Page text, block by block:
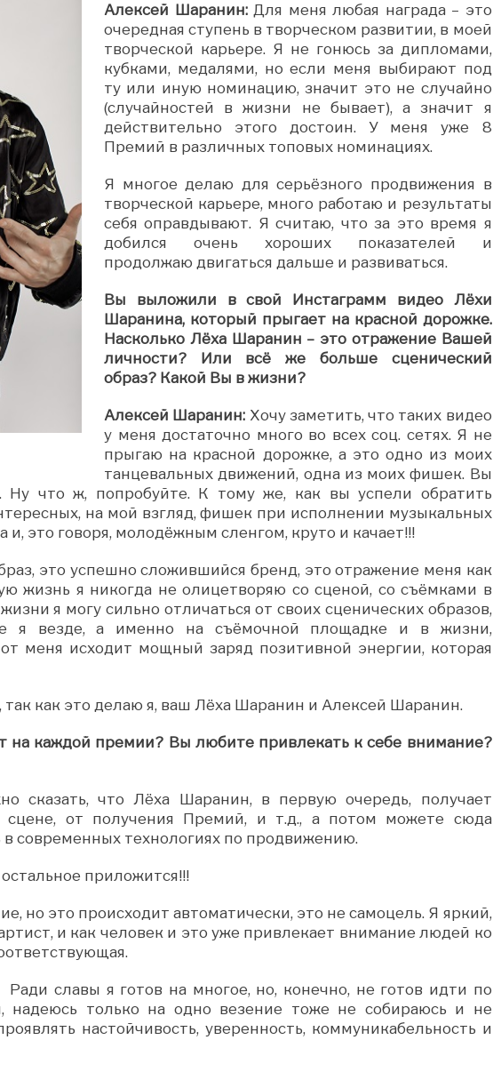
Алексей Шаранин:Для меня любая награда – это
очередная ступень в творческом развитии, в моей
творческой карьере. Я не гонюсь за дипломами,
кубками, медалями, но если меня выбирают под
ту или иную номинацию, значит это не случайно
(случайностей в жизни не бывает), а значит я
действительно этого достоин. У меня уже 8
Премий в различных топовых номинациях.
Я многое делаю для серьёзного продвижения в
творческой карьере, много работаю и результаты
себя оправдывают. Я считаю, что за это время я
добился очень хороших показателей и
продолжаю двигаться дальше и развиваться.
Вы выложили в свой Инстаграмм видео Лёхи
Шаранина, который прыгает на красной дорожке.
Насколько Лёха Шаранин – это отражение Вашей
личности? Или всё же больше сценический
образ? Какой Вы в жизни?
Алексей Шаранин: Хочу заметить, что таких видео
у меня достаточно много во всех соц. сетях. Я не
прыгаю на красной дорожке, а это одно из моих
танцевальных движений, одна из моих фишек. Вы
Ну что ж, попробуйте. К тому же, как вы успели обратить
на мой взгляд, фишек при исполнении музыкальных
и, это говоря, молодёжным сленгом, круто и качает!!!
это успешно сложившийся бренд, это отражение меня как
жизнь я никогда не олицетворяю со сценой, со съёмками в
я могу сильно отличаться от своих сценических образов,
я везде, а именно на съёмочной площадке и в жизни,
меня исходит мощный заряд позитивной энергии, которая
как это делаю я, ваш Лёха Шаранин и Алексей Шаранин.
на каждой премии? Вы любите привлекать к себе внимание?
сказать, что Лёха Шаранин, в первую очередь, получает
сцене, от получения Премий, и т.д., а потом можете сюда
в современных технологиях по продвижению.
приложится!!!
но это происходит автоматически, это не самоцель. Я яркий,
и как человек и это уже привлекает внимание людей ко
Ради славы я готов на многое, но, конечно, не готов идти по
надеюсь только на одно везение тоже не собираюсь и не
настойчивость, уверенность, коммуникабельность и